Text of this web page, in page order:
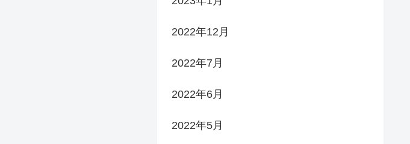
2022年12月
2022年7月
2022年6月
2022年5月